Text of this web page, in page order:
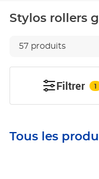
Stylos rollers
57 produits
Filtrer 1
Tous les